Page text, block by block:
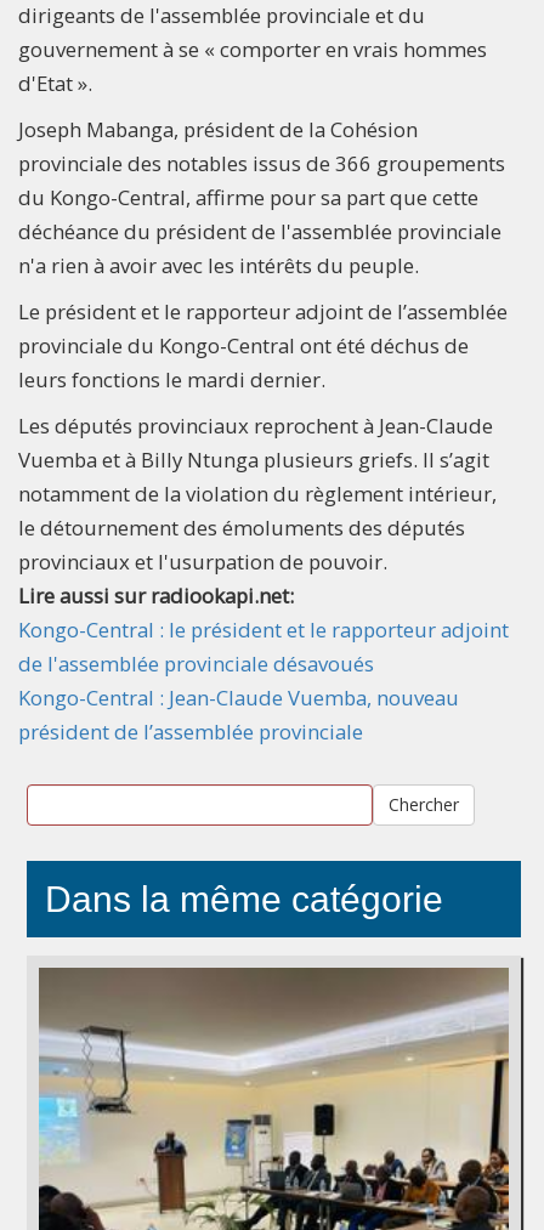
dirigeants de l'assemblée provinciale et du
gouvernement à se « comporter en vrais hommes
d'Etat ».
Joseph Mabanga, président de la Cohésion
provinciale des notables issus de 366 groupements
du Kongo-Central, affirme pour sa part que cette
déchéance du président de l'assemblée provinciale
n'a rien à avoir avec les intérêts du peuple.
Le président et le rapporteur adjoint de l’assemblée
provinciale du Kongo-Central ont été déchus de
leurs fonctions le mardi dernier.
Les députés provinciaux reprochent à Jean-Claude
Vuemba et à Billy Ntunga plusieurs griefs. Il s’agit
notamment de la violation du règlement intérieur,
le détournement des émoluments des députés
provinciaux et l'usurpation de pouvoir.
Lire aussi sur radiookapi.net:
Kongo-Central : le président et le rapporteur adjoint
de l'assemblée provinciale désavoués
Kongo-Central : Jean-Claude Vuemba, nouveau
président de l’assemblée provinciale
Chercher
Dans la même catégorie